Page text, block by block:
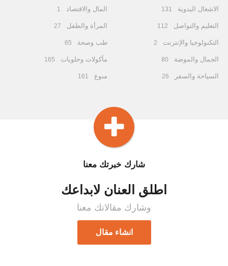
الاشغال اليدوية 131
التعليم والتواصل 112
التكنولوجيا والإنترنت 2
الجمال والموضة 80
السياحة والسفر 26
المال والاقتصاد 1
المرأة والطفل 27
طب وصحة 65
مأكولات وحلويات 165
منوع 161
شارك خبرتك معنا
اطلق العنان لابداعك
وشارك مقالاتك معنا
انشاء مقال